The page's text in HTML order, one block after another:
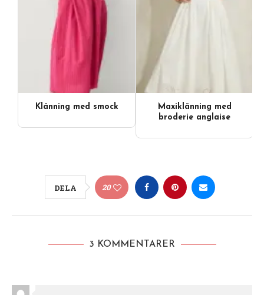
Klänning med smock
Maxiklänning med
broderie anglaise
DELA 20
3 KOMMENTARER